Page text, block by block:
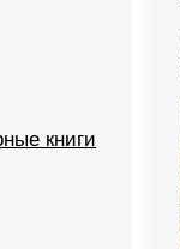
книги